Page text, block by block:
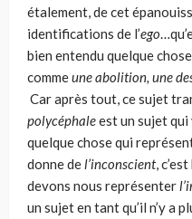
étalement, de cet
identifications de l’ego
bien entendu quelque
commeune abolition, une
Car après tout, ce sujet
polycéphaleest un sujet qui
quelque chose qui
donne del’inconscient,
devons nous représenter
un sujet en tant qu’il n’y a